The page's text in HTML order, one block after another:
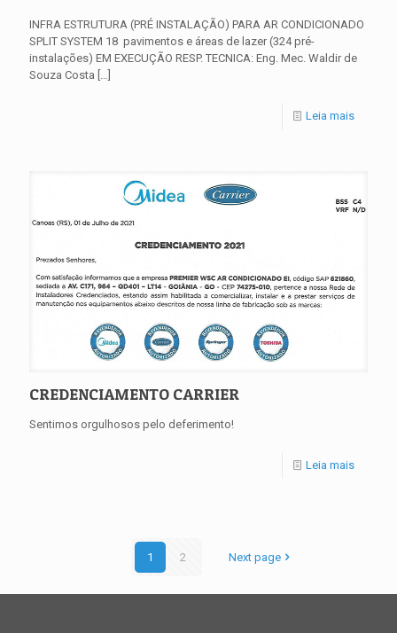
INFRA ESTRUTURA (PRÉ INSTALAÇÃO) PARA AR CONDICIONADO
SPLIT SYSTEM 18 pavimentos e áreas de lazer (324 pré-
instalações) EM EXECUÇÃO RESP. TECNICA: Eng. Mec. Waldir de
Souza Costa […]
Leia mais
CREDENCIAMENTO CARRIER
Sentimos orgulhosos pelo deferimento!
Leia mais
1 2 Next page